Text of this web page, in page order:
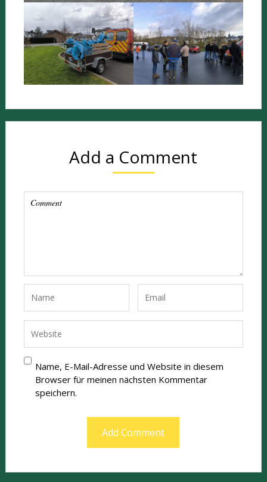
Add a Comment
Name, E-Mail-Adresse und Website in diesem
Browser für meinen nächsten Kommentar
speichern.